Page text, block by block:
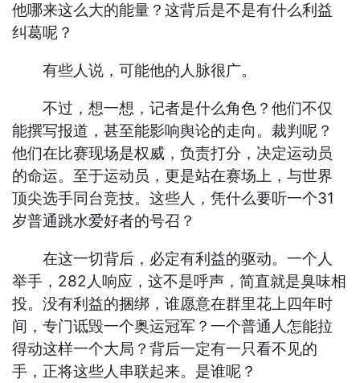
他哪来这么大的能量？这背后是不是有什么利益
纠葛呢？
有些人说，可能他的人脉很广。
不过，想一想，记者是什么角色？他们不仅
能撰写报道，甚至能影响舆论的走向。裁判呢？
他们在比赛现场是权威，负责打分，决定运动员
的命运。至于运动员，更是站在赛场上，与世界
顶尖选手同台竞技。这些人，凭什么要听一个31
岁普通跳水爱好者的号召？
在这一切背后，必定有利益的驱动。一个人
举手，282人响应，这不是呼声，简直就是臭味相
投。没有利益的捆绑，谁愿意在群里花上四年时
间，专门诋毁一个奥运冠军？一个普通人怎能拉
得动这样一个大局？背后一定有一只看不见的
手，正将这些人串联起来。是谁呢？